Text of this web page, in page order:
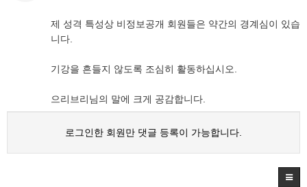
제 성격 특성상 비정보공개 회원들은 약간의 경계심이 있습
니다.
기강을 흔들지 않도록 조심히 활동하십시오.
으리브리님의 말에 크게 공감합니다.
로그인한 회원만 댓글 등록이 가능합니다.